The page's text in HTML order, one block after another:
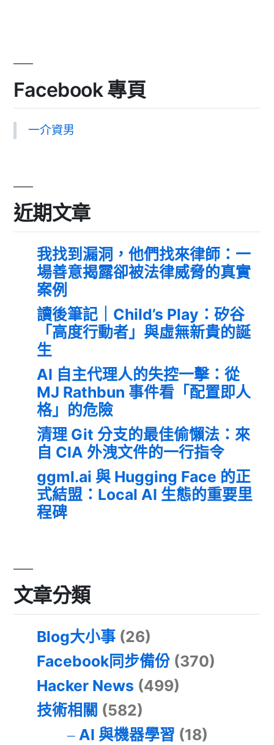
Facebook 專頁
一介資男
近期文章
我找到漏洞，他們找來律師：一
場善意揭露卻被法律威脅的真實
案例
讀後筆記｜Child’s Play：矽谷
「高度行動者」與虛無新貴的誕
生
AI 自主代理人的失控一擊：從
MJ Rathbun 事件看「配置即人
格」的危險
清理 Git 分支的最佳偷懶法：來
自 CIA 外洩文件的一行指令
ggml.ai 與 Hugging Face 的正
式結盟：Local AI 生態的重要里
程碑
文章分類
Blog大小事 (26)
Facebook同步備份 (370)
Hacker News (499)
技術相關 (582)
AI 與機器學習 (18)